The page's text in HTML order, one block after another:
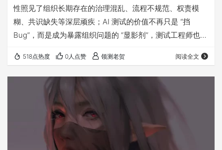
性照见了组织长期存在的治理混乱、流程不规范、权责模
糊、共识缺失等深层顽疾；AI 测试的价值不再只是 “挡
Bug”，而是成为暴露组织问题的 “显影剂”，测试工程师也从
翻译官”，而真正的破局关键，是组织能否直面并解决这些
被长期忽视的内部问题。 凌晨两点，两个AI吵起来了。一个
说需求写得模糊，一个说数据标得离谱。李明坐在中间，突
然发现自己不是在解决问题——而是在给一群装睡的人翻译
梦话。 凌晨两点的会…
518点热度 0人点赞 领测老贺 阅读全文